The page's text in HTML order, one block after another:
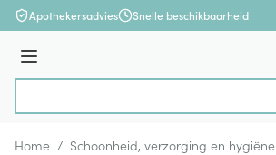
Ga naar de inhoud
Apothekersadvies Snelle beschikbaarheid
Menu
Home / Schoonheid, verzorging en hygiëne